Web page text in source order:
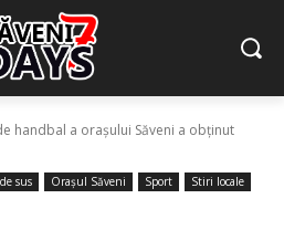
handbal a orașului Săveni a obținut
sus Orașul Săveni Sport
Stiri locale